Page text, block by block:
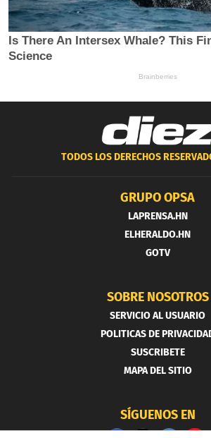
TODOS LOS DERECHOS
GRUPO OPSA
LAPRENSA.HN
ELHERALDO.HN
GOTV
SOBRE NOSOTROS
SERVICIO AL USUARIO
POLITICAS DE
SUSCRIBETE
MAPA DEL SITIO
SÍGUENOS EN